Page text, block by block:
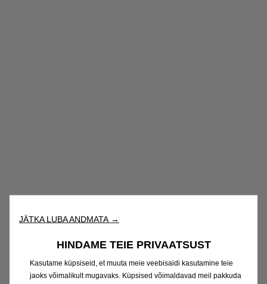
JÄTKA LUBA ANDMATA →
HINDAME TEIE PRIVAATSUST
Kasutame küpsiseid, et muuta meie veebisaidi kasutamine teie
jaoks võimalikult mugavaks. Küpsised võimaldavad meil pakkuda